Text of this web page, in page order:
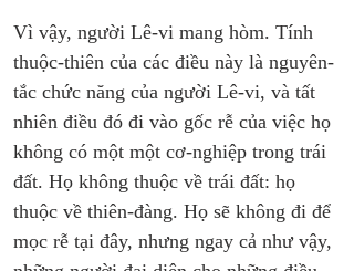
Vì vậy, người Lê-vi mang hòm. Tính
thuộc-thiên của các điều này là nguyên-
tắc chức năng của người Lê-vi, và tất
nhiên điều đó đi vào gốc rễ của việc họ
không có một một cơ-nghiệp trong trái
đất. Họ không thuộc về trái đất: họ
thuộc về thiên-đàng. Họ sẽ không đi để
mọc rễ tại đây, nhưng ngay cả như vậy,